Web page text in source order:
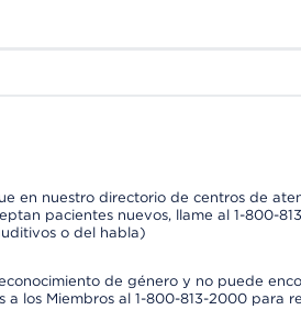
en nuestro directorio de centros de
pacientes nuevos, llame al 1-800-
o del habla)
de género y no puede
los Miembros al 1-800-813-2000 para